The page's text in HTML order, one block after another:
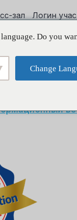
зал Логин
Do you
Change